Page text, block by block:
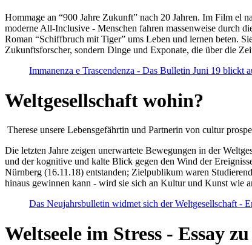
Hommage an “900 Jahre Zukunft” nach 20 Jahren. Im Film el
moderne All-Inclusive - Menschen fahren massenweise durch
Roman “Schiffbruch mit Tiger” ums Leben und lernen beten.
Zukunftsforscher, sondern Dinge und Exponate, die über die
Immanenza e Trascendenza - Das Bulletin Juni 19 blickt
Weltgesellschaft wohin?
Therese unsere Lebensgefährtin und Partnerin von cultur
Die letzten Jahre zeigen unerwartete Bewegungen in der
und der kognitive und kalte Blick gegen den Wind der
Nürnberg (16.11.18) entstanden; Zielpublikum waren
hinaus gewinnen kann - wird sie sich an Kultur und Kunst wie
Das Neujahrsbulletin widmet sich der Weltgesellschaft -
Weltseele im Stress - Essay